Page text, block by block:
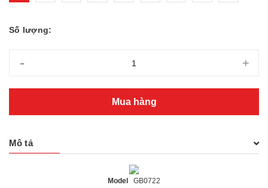
Số lượng:
- +
Mua hàng
Mô tả
Model GB0722